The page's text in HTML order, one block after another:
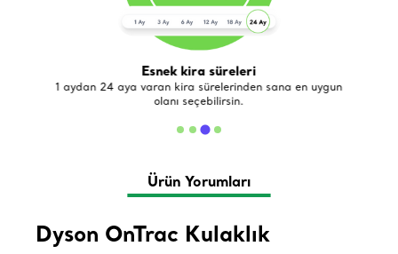
Esnek kira süreleri
1 aydan 24 aya varan kira sürelerinden sana en uygun
olanı seçebilirsin.
Ürün Yorumları
Dyson OnTrac Kulaklık